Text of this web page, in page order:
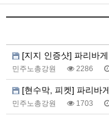
[지지 인증샷] 파리바
민주노총강원 2286
[현수막, 피켓] 파리바
민주노총강원 1703